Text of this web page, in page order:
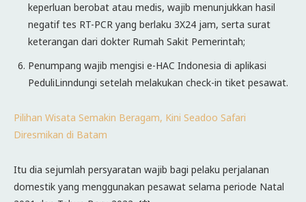
keperluan berobat atau medis, wajib menunjukkan hasil
negatif tes RT-PCR yang berlaku 3X24 jam, serta surat
keterangan dari dokter Rumah Sakit Pemerintah;
Penumpang wajib mengisi e-HAC Indonesia di aplikasi
PeduliLinndungi setelah melakukan check-in tiket pesawat.
Pilihan Wisata Semakin Beragam, Kini Seadoo Safari
Diresmikan di Batam
Itu dia sejumlah persyaratan wajib bagi pelaku perjalanan
domestik yang menggunakan pesawat selama periode Natal